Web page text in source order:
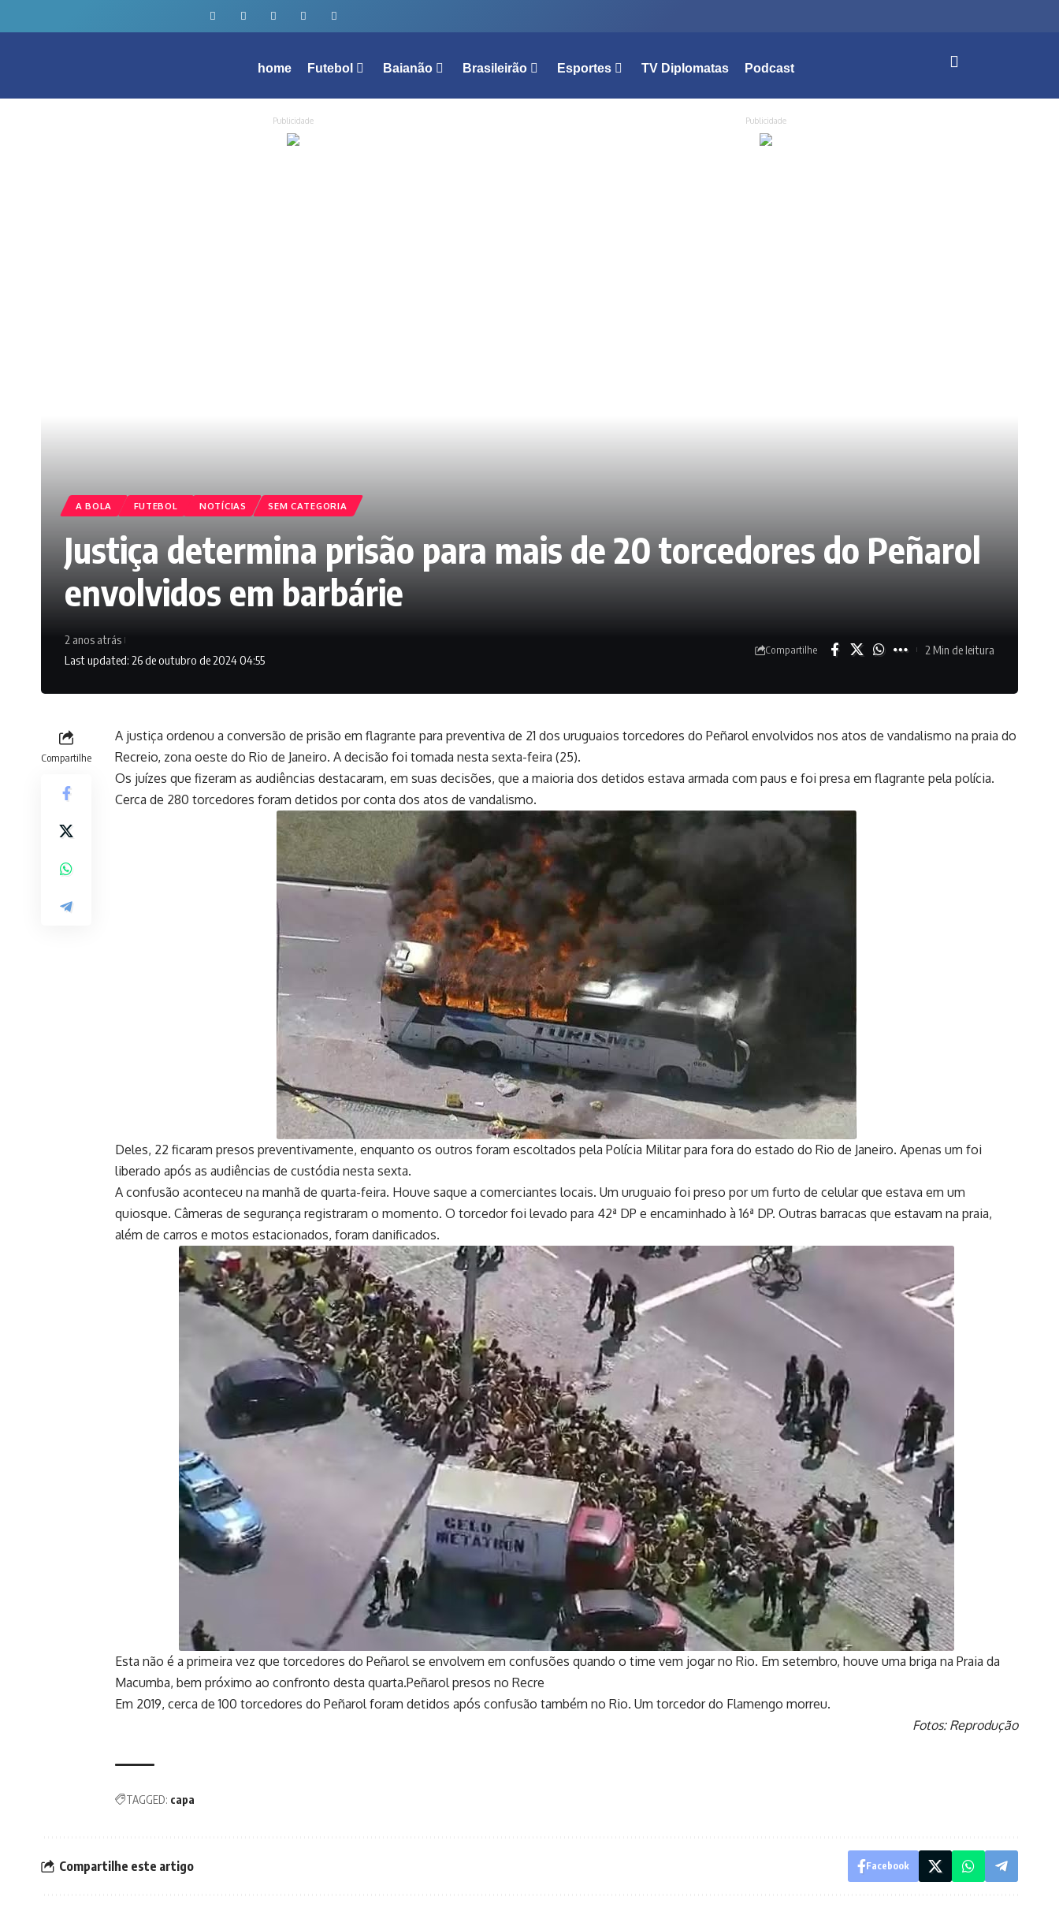
home Futebol Baianão Brasileirão Esportes TV Diplomatas Podcast
Publicidade Publicidade
A BOLA FUTEBOL NOTÍCIAS SEM CATEGORIA
Justiça determina prisão para mais de 20 torcedores do Peñarol
envolvidos em barbárie
Last updated: 26 de outubro de 2024 04:55
2 anos atrás
Compartilhe 2 Min de leitura
Compartilhe
A justiça ordenou a conversão de prisão em flagrante para preventiva de 21 dos uruguaios torcedores do Peñarol envolvidos nos atos de vandalismo na praia do
Recreio, zona oeste do Rio de Janeiro. A decisão foi tomada nesta sexta-feira (25).
Os juízes que fizeram as audiências destacaram, em suas decisões, que a maioria dos detidos estava armada com paus e foi presa em flagrante pela polícia.
Cerca de 280 torcedores foram detidos por conta dos atos de vandalismo.
Deles, 22 ficaram presos preventivamente, enquanto os outros foram escoltados pela Polícia Militar para fora do estado do Rio de Janeiro. Apenas um foi
liberado após as audiências de custódia nesta sexta.
A confusão aconteceu na manhã de quarta-feira. Houve saque a comerciantes locais. Um uruguaio foi preso por um furto de celular que estava em um
quiosque. Câmeras de segurança registraram o momento. O torcedor foi levado para 42ª DP e encaminhado à 16ª DP. Outras barracas que estavam na praia,
além de carros e motos estacionados, foram danificados.
Esta não é a primeira vez que torcedores do Peñarol se envolvem em confusões quando o time vem jogar no Rio. Em setembro, houve uma briga na Praia da
Macumba, bem próximo ao confronto desta quarta.Peñarol presos no Recre
Em 2019, cerca de 100 torcedores do Peñarol foram detidos após confusão também no Rio. Um torcedor do Flamengo morreu.
Fotos: Reprodução
TAGGED: capa
Compartilhe este artigo Facebook